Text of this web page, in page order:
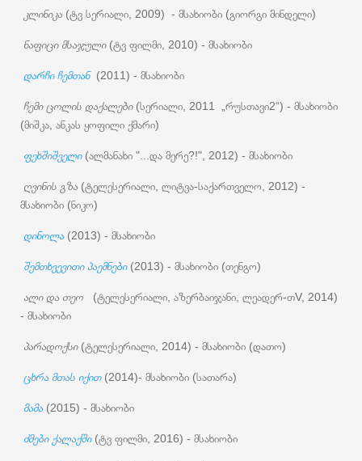
კლინიკა(ტვ სერიალი, 2009) - მსახიობი (გიორგი მინდელი)
ნაფიცი მსაჯული(ტვ ფილმი, 2010) - მსახიობი
დარჩი ჩემთან (2011) - მსახიობი
ჩემი ცოლის დაქალები(სერიალი, 2011 „რუსთავი2“) - მსახიობი
(მიშკა, ანკას ყოფილი ქმარი)
ფეხშიშველი (ალმანახი "...და მერე?!", 2012) - მსახიობი
ღვინის გზა(ტელესერიალი, ლიტვა-საქართველო, 2012) -
მსახიობი (ნიკო)
დინოლა (2013) - მსახიობი
შემთხვევითი პაემნები (2013) - მსახიობი (თენგო)
ალი და თეო
(ტელესერიალი, აზერბაიჯანი, ლეადერ-თV, 2014)
- მსახიობი
პარადოქსი(ტელესერიალი, 2014) - მსახიობი (დათო)
ცხრა მთას იქით(2014)- მსახიობი (სათარა)
მამა (2015) - მსახიობი
ძმები ქალაქში (ტვ ფილმი, 2016) - მსახიობი